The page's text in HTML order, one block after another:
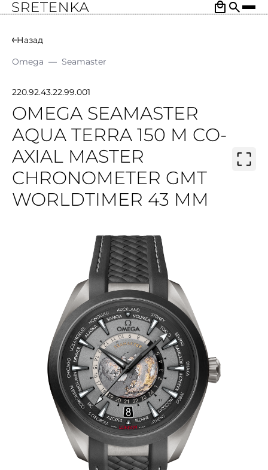
Назад
Omega — Seamaster
220.92.43.22.99.001
OMEGA SEAMASTER
AQUA TERRA 150 M CO-
AXIAL MASTER
CHRONOMETER GMT
WORLDTIMER 43 MM